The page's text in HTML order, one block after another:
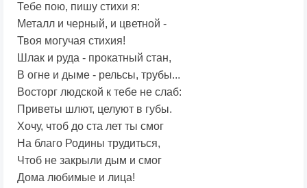
Тебе пою, пишу стихи я:
Металл и черный, и цветной -
Твоя могучая стихия!
Шлак и руда - прокатный стан,
В огне и дыме - рельсы, трубы...
Восторг людской к тебе не слаб:
Приветы шлют, целуют в губы.
Хочу, чтоб до ста лет ты смог
На благо Родины трудиться,
Чтоб не закрыли дым и смог
Дома любимые и лица!